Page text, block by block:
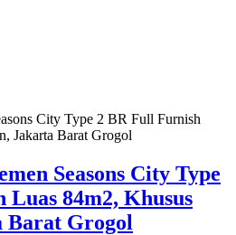
Seasons City Type
84m2, Khusus
Barat Grogol